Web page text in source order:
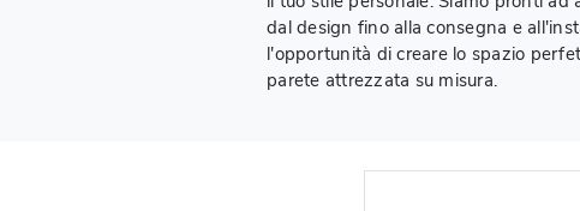
dal design fino alla consegna e
l'opportunità di creare lo spazio
parete attrezzata su misura.